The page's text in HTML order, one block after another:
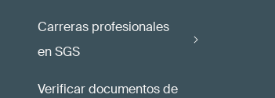
Carreras profesionales
en SGS
Verificar documentos de